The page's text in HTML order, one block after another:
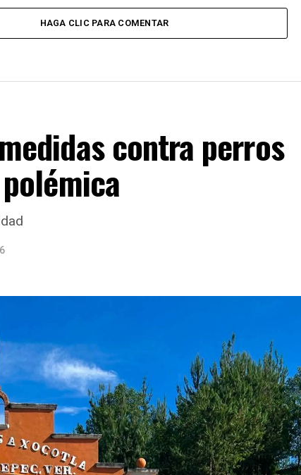
HAGA CLIC PARA COMENTAR
contra perros